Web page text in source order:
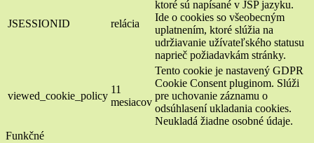
JSESSIONID relácia
ktoré sú napísané v JSP jazyku.
Ide o cookies so všeobecným
uplatnením, ktoré slúžia na
udržiavanie užívateľského statusu
naprieč požiadavkám stránky.
viewed_cookie_policy
11
mesiacov
Tento cookie je nastavený GDPR
Cookie Consent pluginom. Slúži
pre uchovanie záznamu o
odsúhlasení ukladania cookies.
Neukladá žiadne osobné údaje.
Funkčné